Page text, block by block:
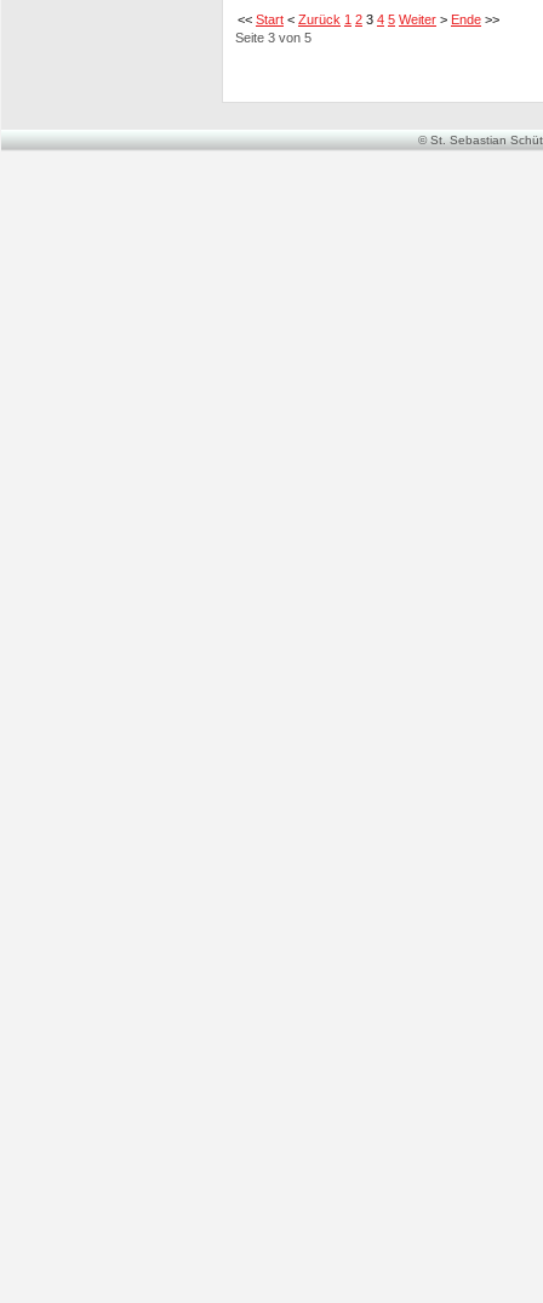
<< Start< Zurück 1 2 3 4 5 Weiter> Ende>>
Seite 3 von 5
© St. Sebastian